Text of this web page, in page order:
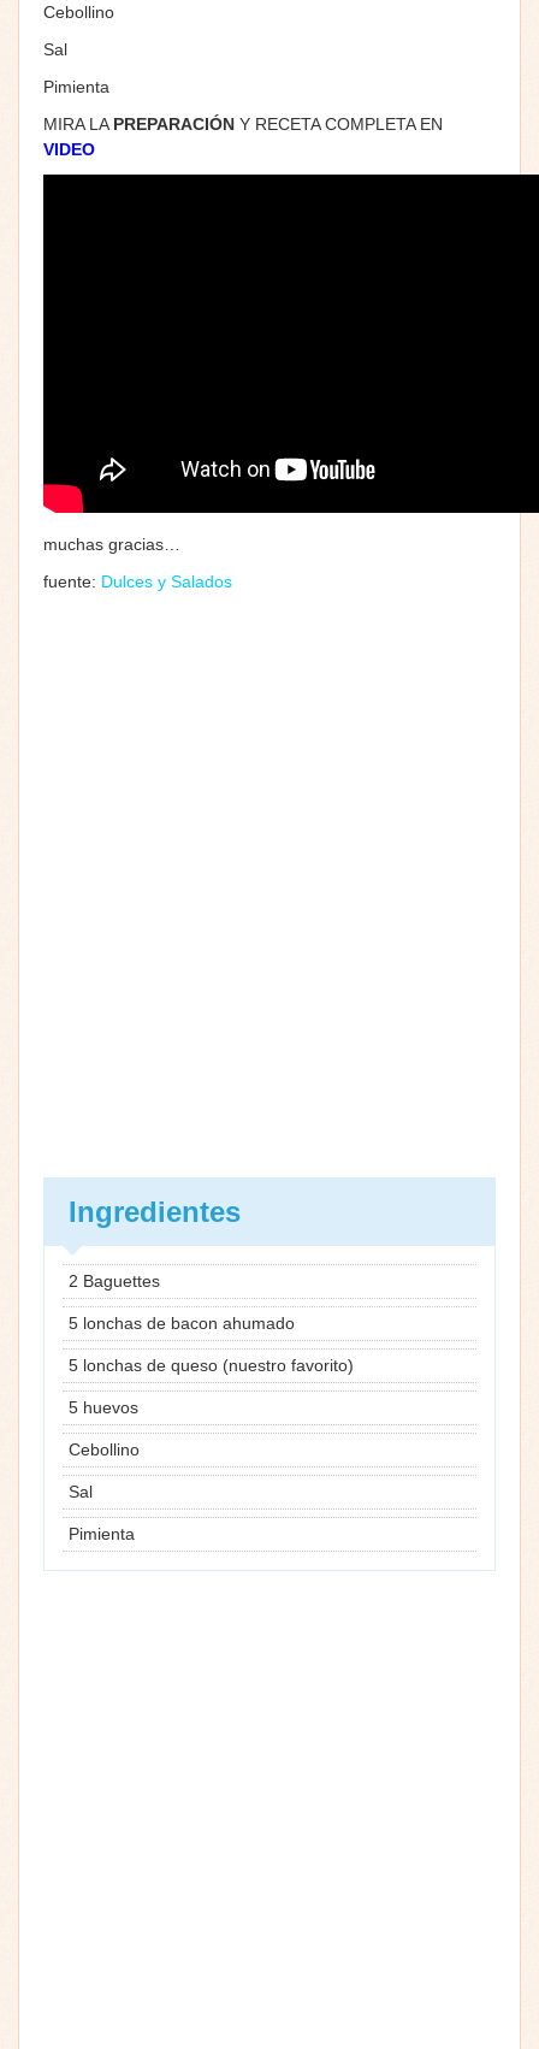
Cebollino
Sal
Pimienta
MIRA LA PREPARACIÓN Y RECETA COMPLETA EN
VIDEO
muchas gracias…
fuente: Dulces y Salados
Ingredientes
2 Baguettes
5 lonchas de bacon ahumado
5 lonchas de queso (nuestro favorito)
5 huevos
Cebollino
Sal
Pimienta